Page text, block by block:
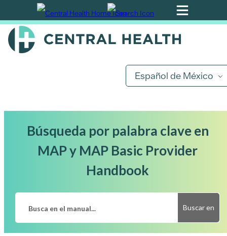
Ir
al
contenido
Español de México
Búsqueda por palabra clave en
MAP y MAP Basic Provider
Handbook
Buscar en